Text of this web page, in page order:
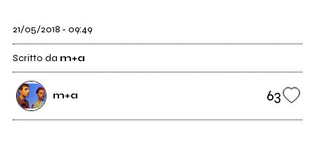
21/05/2018 - 09:49
Scritto da m+a
m+a 63